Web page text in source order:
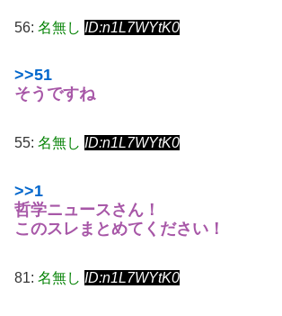
56: 名無し ID:n1L7WYtK0
>>51
そうですね
55: 名無し ID:n1L7WYtK0
>>1
哲学ニュースさん！
このスレまとめてください！
81: 名無し ID:n1L7WYtK0